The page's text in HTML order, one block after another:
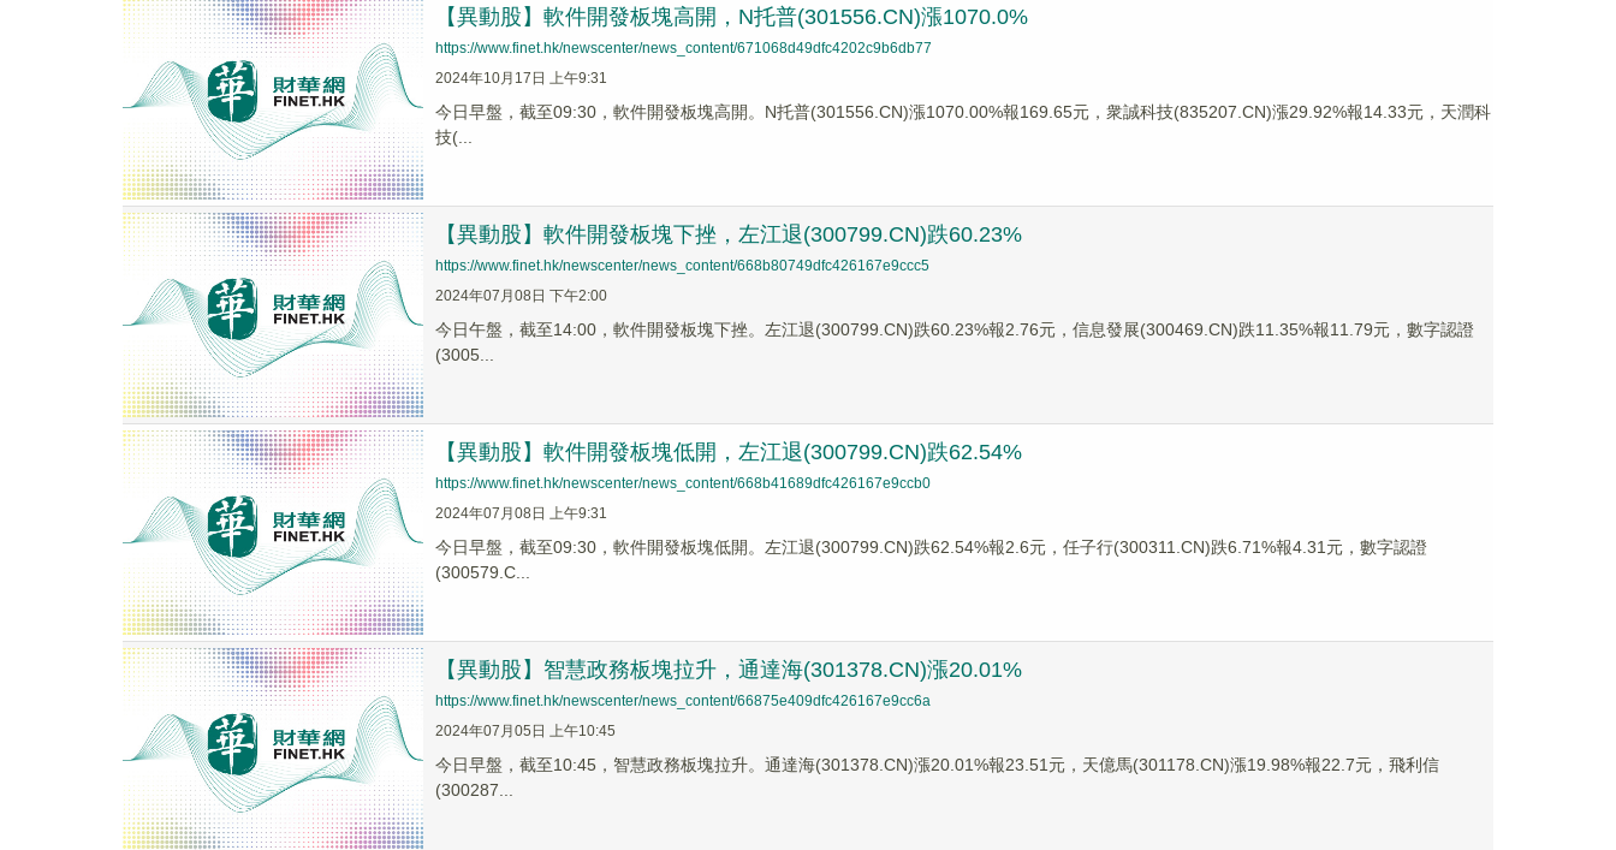
【異動股】軟件開發板塊高開，N托普(301556.CN)漲1070.0%
https://www.finet.hk/newscenter/news_content/671068d49dfc4202c9b6db77
2024年10月17日 上午9:31
今日早盤，截至09:30，軟件開發板塊高開。N托普(301556.CN)漲1070.00%報169.65元，衆誠科技(835207.CN)漲29.92%報14.33元，天潤科
技(...
【異動股】軟件開發板塊下挫，左江退(300799.CN)跌60.23%
https://www.finet.hk/newscenter/news_content/668b80749dfc426167e9ccc5
2024年07月08日 下午2:00
今日午盤，截至14:00，軟件開發板塊下挫。左江退(300799.CN)跌60.23%報2.76元，信息發展(300469.CN)跌11.35%報11.79元，數字認證
(3005...
【異動股】軟件開發板塊低開，左江退(300799.CN)跌62.54%
https://www.finet.hk/newscenter/news_content/668b41689dfc426167e9ccb0
2024年07月08日 上午9:31
今日早盤，截至09:30，軟件開發板塊低開。左江退(300799.CN)跌62.54%報2.6元，任子行(300311.CN)跌6.71%報4.31元，數字認證
(300579.C...
【異動股】智慧政務板塊拉升，通達海(301378.CN)漲20.01%
https://www.finet.hk/newscenter/news_content/66875e409dfc426167e9cc6a
2024年07月05日 上午10:45
今日早盤，截至10:45，智慧政務板塊拉升。通達海(301378.CN)漲20.01%報23.51元，天億馬(301178.CN)漲19.98%報22.7元，飛利信
(300287...